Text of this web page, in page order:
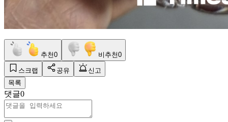
추천0 비추천0
스크랩 공유
신고
목록
댓글0